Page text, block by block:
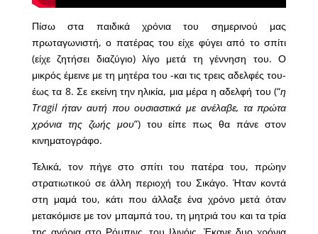
Πίσω στα παιδικά χρόνια του σημερινού μας
πρωταγωνιστή, ο πατέρας του είχε φύγει από το σπίτι
(είχε ζητήσει διαζύγιο) λίγο μετά τη γέννηση του. Ο
μικρός έμεινε με τη μητέρα του -και τις τρεις αδελφές του-
έως τα 8. Σε εκείνη την ηλικία, μια μέρα η αδελφή του (“η
Tragil ήταν αυτή που ουσιαστικά με ανέλαβε, τα πρώτα
χρόνια της ζωής μου”) του είπε πως θα πάνε στον
κινηματογράφο.
Τελικά, τον πήγε στο σπίτι του πατέρα του, πρώην
στρατιωτικού σε άλλη περιοχή του Σικάγο. Ήταν κοντά
στη μαμά του, κάτι που άλλαξε ένα χρόνο μετά όταν
μετακόμισε με τον μπαμπά του, τη μητριά του και τα τρία
της αγόρια στο Ρόμπινς, του Ιλινόις. Έκανε δυο χρόνια